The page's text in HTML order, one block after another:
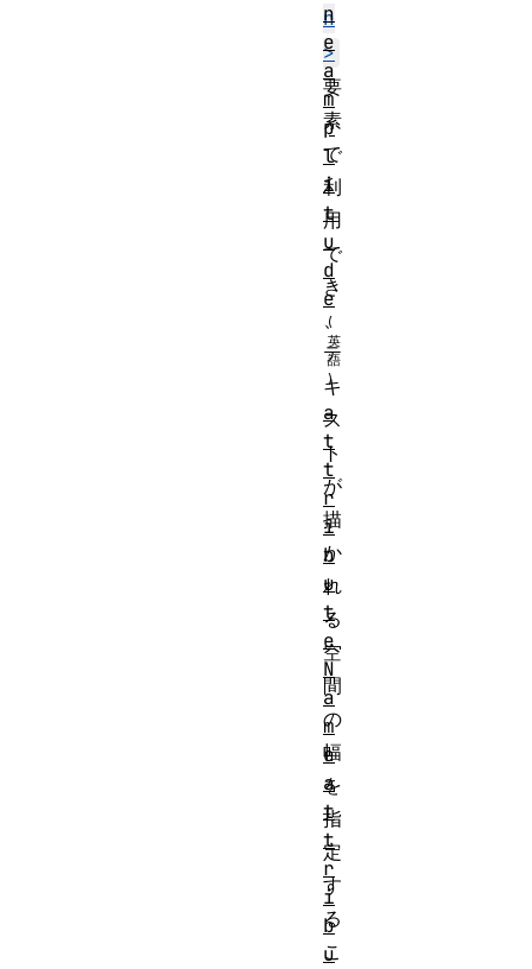
n
>
要
素
で
利
用
で
き
、
テ
キ
ス
ト
が
描
か
れ
る
空
間
の
幅
を
指
定
す
る
こ
n
e
a
m
p
l
i
t
u
d
e
a
t
t
r
i
b
u
t
e
N
a
m
e
a
t
t
r
i
b
u